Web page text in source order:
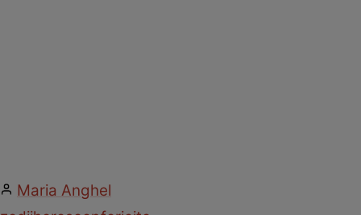
Maria Anghel